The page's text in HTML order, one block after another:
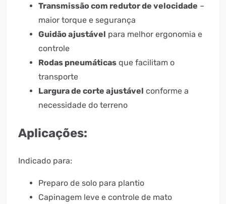
Transmissão com redutor de velocidade –
maior torque e segurança
Guidão ajustável para melhor ergonomia e
controle
Rodas pneumáticas que facilitam o
transporte
Largura de corte ajustável conforme a
necessidade do terreno
Aplicações:
Indicado para:
Preparo de solo para plantio
Capinagem leve e controle de mato